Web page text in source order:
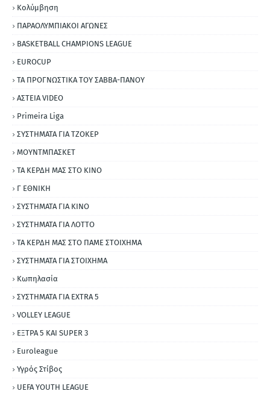
Κολύμβηση
ΠΑΡΑΟΛΥΜΠΙΑΚΟΙ ΑΓΩΝΕΣ
BASKETBALL CHAMPIONS LEAGUE
EUROCUP
ΤΑ ΠΡΟΓΝΩΣΤΙΚΑ ΤΟΥ ΣΑΒΒΑ-ΠΑΝΟΥ
ΑΣΤΕΙΑ VIDEO
Primeira Liga
ΣΥΣΤΗΜΑΤΑ ΓΙΑ ΤΖΟΚΕΡ
ΜΟΥΝΤΜΠΑΣΚΕΤ
ΤΑ ΚΕΡΔΗ ΜΑΣ ΣΤΟ ΚΙΝΟ
Γ ΕΘΝΙΚΗ
ΣΥΣΤΗΜΑΤΑ ΓΙΑ ΚΙΝΟ
ΣΥΣΤΗΜΑΤΑ ΓΙΑ ΛΟΤΤΟ
ΤΑ ΚΕΡΔΗ ΜΑΣ ΣΤΟ ΠΑΜΕ ΣΤΟΙΧΗΜΑ
ΣΥΣΤΗΜΑΤΑ ΓΙΑ ΣΤΟΙΧΗΜΑ
Κωπηλασία
ΣΥΣΤΗΜΑΤΑ ΓΙΑ ΕΧΤRΑ 5
VOLLEY LEAGUE
ΕΞΤΡΑ 5 ΚΑΙ SUPER 3
Εuroleague
Υγρός Στίβος
UEFA YOUTH LEAGUE